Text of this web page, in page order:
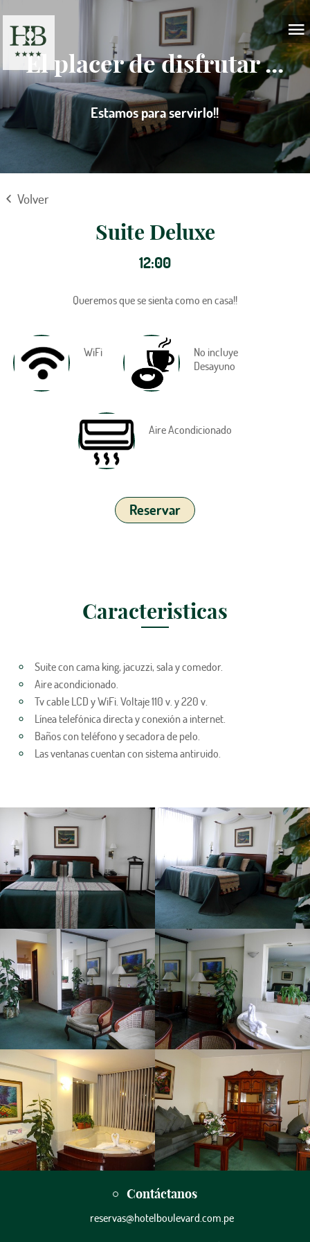
El placer de disfrutar ...
Estamos para servirlo!!
Suite Deluxe
12:00
Queremos que se sienta como en casa!!
WiFi
No incluye
Desayuno
Aire Acondicionado
Reservar
Volver
Caracteristicas
Suite con cama king, jacuzzi, sala y comedor.
Aire acondicionado.
Tv cable LCD y WiFi. Voltaje 110 v. y 220 v.
Línea telefónica directa y conexión a internet.
Baños con teléfono y secadora de pelo.
Las ventanas cuentan con sistema antiruido.
Contáctanos
reservas@hotelboulevard.com.pe